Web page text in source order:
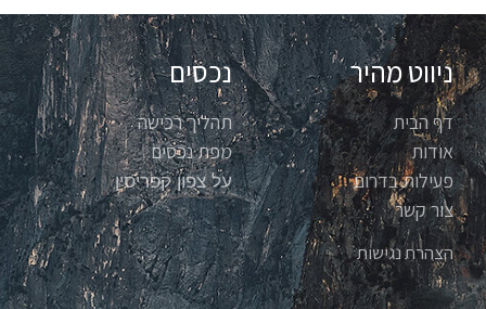
ניווט מהיר
דף הבית
אודות
פעילות בדרום
צור קשר
הצהרת נגישות
נכסים
תהליך רכישה
מפת נכסים
על צפון קפריסין